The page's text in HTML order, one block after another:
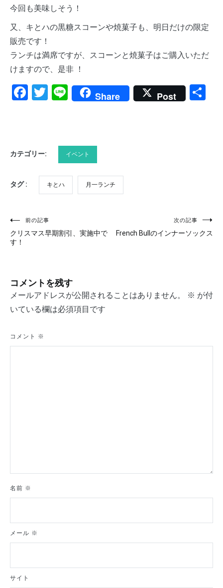
今回も美味しそう！
又、キとハの黒糖スコーンや焼菓子も、明日だけの限定
販売です！
ランチは満席ですが、スコーンと焼菓子はご購入いただ
けますので、是非 ！
Facebook
Twitter
LineShare Post
カテゴリー: イベント
タグ : キとハ 月一ランチ
投
稿
ビ
ゲ
ー
シ
ョ
前の記事
クリスマス早期割引、実施中で
す！
次の記事
French Bullのインナーソックス
コメントを残す
メールアドレスが公開されることはありません。 ※ が付
いている欄は必須項目です
コメント ※
名前 ※
メール ※
サイト